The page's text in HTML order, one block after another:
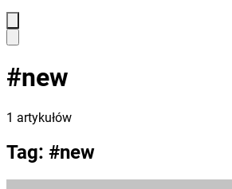
#new
1 artykułów
Tag: #new